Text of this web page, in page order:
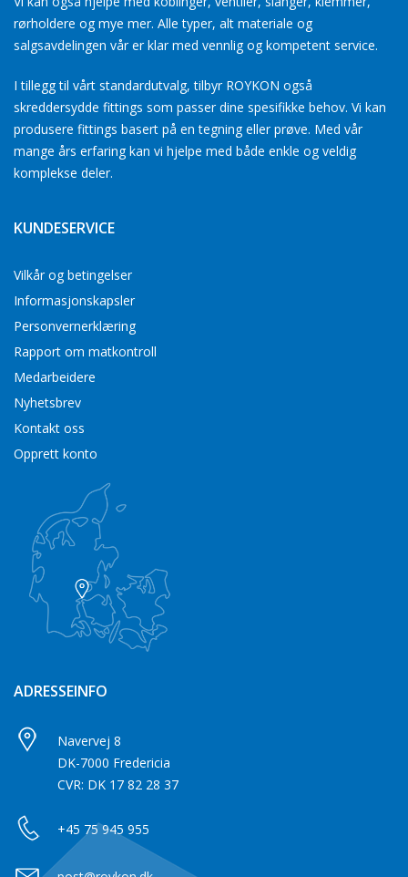
rørholdere og mye mer. Alle typer, alt materiale og
salgsavdelingen vår er klar med vennlig og kompetent service.
I tillegg til vårt standardutvalg, tilbyr ROYKON også
skreddersydde fittings som passer dine spesifikke behov. Vi kan
produsere fittings basert på en tegning eller prøve. Med vår
mange års erfaring kan vi hjelpe med både enkle og veldig
komplekse deler.
KUNDESERVICE
Vilkår og betingelser
Informasjonskapsler
Personvernerklæring
Rapport om matkontroll
Medarbeidere
Nyhetsbrev
Kontakt oss
Opprett konto
ADRESSEINFO
Navervej 8
DK-7000 Fredericia
CVR: DK 17 82 28 37
+45 75 945 955